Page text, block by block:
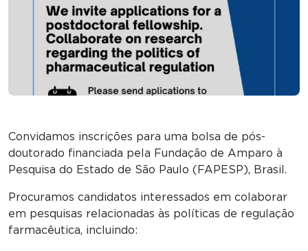
Convidamos inscrições para uma bolsa de pós-
doutorado financiada pela Fundação de Amparo à
Pesquisa do Estado de São Paulo (FAPESP), Brasil.
Procuramos candidatos interessados ​​em colaborar
em pesquisas relacionadas às políticas de regulação
farmacêutica, incluindo: